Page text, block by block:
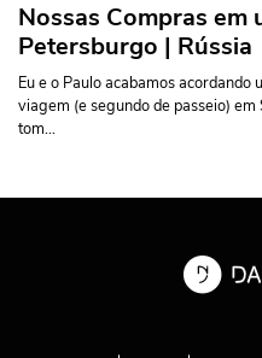
Nossas Compras em
Petersburgo | Rússia
Eu e o Paulo acabamos
viagem (e segundo de passeio)
tom...